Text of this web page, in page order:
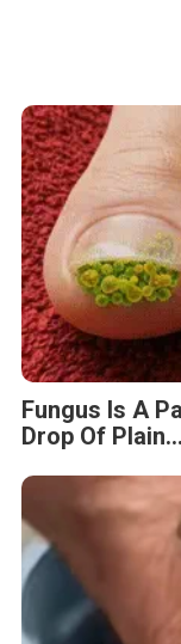
Fungus Is A
Drop Of Plain...